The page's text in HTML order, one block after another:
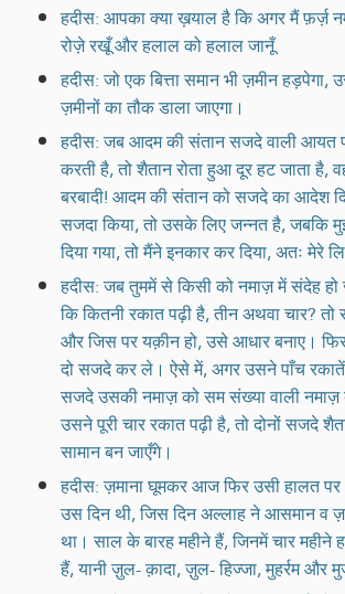
हदीस: आपका क्या ख़याल है कि अगर मैं फ़र्ज़
रोज़े रखूँ और हलाल को हलाल जानूँ
हदीस: जो एक बित्ता समान भी ज़मीन
ज़मीनों का तौक डाला जाएगा।
हदीस: जब आदम की संतान सजदे वाली आयत
करती है, तो शैतान रोता हुआ दूर हट जाता है,
बरबादी! आदम की संतान को सजदे का आदेश
सजदा किया, तो उसके लिए जन्नत है,
दिया गया, तो मैंने इनकार कर दिया, अतः मेरे
हदीस: जब तुममें से किसी को नमाज़ में संदेह
कि कितनी रकात पढ़ी है, तीन अथवा चार?
और जिस पर यक़ीन हो, उसे आधार बनाए।
दो सजदे कर ले। ऐसे में, अगर उसने पाँच रकातें
सजदे उसकी नमाज़ को सम संख्या वाली
उसने पूरी चार रकात पढ़ी है, तो दोनों सजदे
सामान बन जाएँगे।
हदीस: ज़माना घूमकर आज फिर उसी हालत
उस दिन थी, जिस दिन अल्लाह ने आसमान व
था। साल के बारह महीने हैं, जिनमें चार महीने
हैं, यानी ज़ुल- क़ादा, ज़ुल- हिज्जा, मुहर्रम और